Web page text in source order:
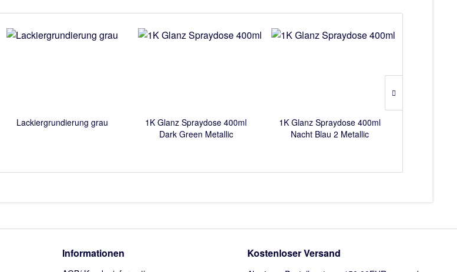
Lackiergrundierung grau
1K Glanz Spraydose 400ml
Dark Green Metallic
1K Glanz Spraydose 400ml
Nacht Blau 2 Metallic
Informationen Kostenloser Versand